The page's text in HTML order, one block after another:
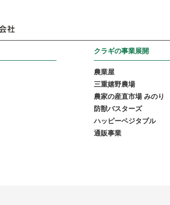
クラギの事業展開
農業屋
三重嬉野農場
農家の産直市場 みのり
防獣バスターズ
ハッピーベジタブル
通販事業